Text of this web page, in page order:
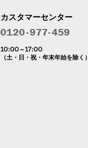
カスタマーセンター
10:00～17:00
（土・日・祝・年末年始を除く）